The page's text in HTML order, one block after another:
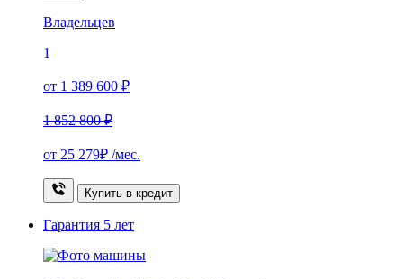
Владельцев
1
от 1 389 600 ₽
1 852 800 ₽
от 25 279₽ /мес.
Купить в кредит
Гарантия 5 лет